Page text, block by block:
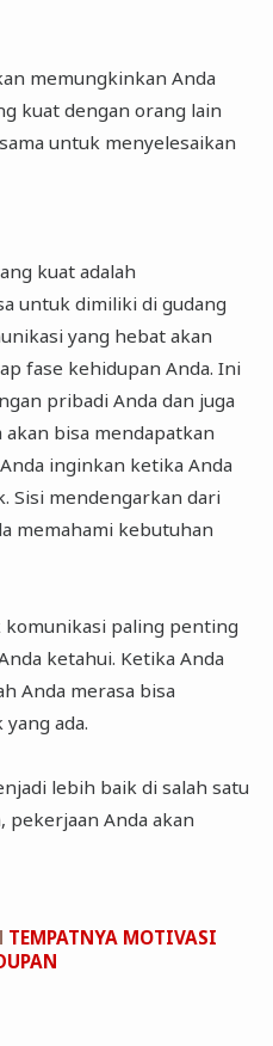
memungkinkan Anda
kuat dengan orang lain
untuk menyelesaikan
kuat adalah
untuk dimiliki di gudang
yang hebat akan
fase kehidupan Anda. Ini
pribadi Anda dan juga
bisa mendapatkan
inginkan ketika Anda
Sisi mendengarkan dari
memahami kebutuhan
paling penting
ketahui. Ketika Anda
Anda merasa bisa
ada.
lebih baik di salah satu
pekerjaan Anda akan
TEMPATNYA MOTIVASI